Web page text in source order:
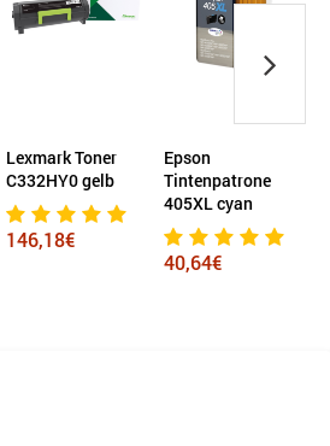
Lexmark Toner
C332HY0 gelb
146,18€
Epson
Tintenpatrone
405XL cyan
40,64€